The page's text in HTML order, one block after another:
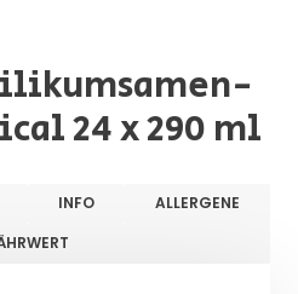
24 x 290 ml
INFO
ALLERGENE